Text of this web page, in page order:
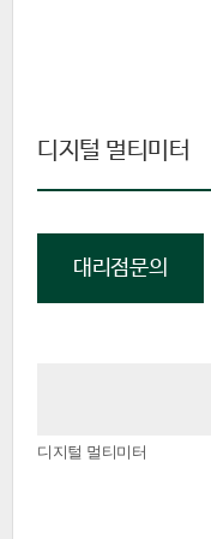
디지털 멀티미터
대리점문의
디지털 멀티미터